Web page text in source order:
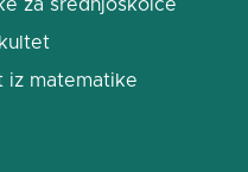
za srednjoškolce
iz matematike